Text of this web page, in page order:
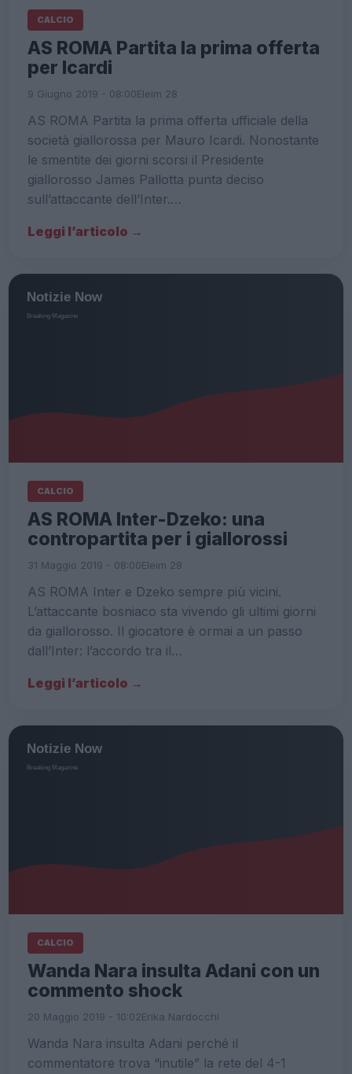
CALCIO
AS ROMA Partita la prima offerta
per Icardi
9 Giugno 2019 - 08:00Eleim 28
AS ROMA Partita la prima offerta ufficiale della
società giallorossa per Mauro Icardi. Nonostante
le smentite dei giorni scorsi il Presidente
giallorosso James Pallotta punta deciso
sull’attaccante dell’Inter.…
Leggi l’articolo →
CALCIO
AS ROMA Inter-Dzeko: una
contropartita per i giallorossi
31 Maggio 2019 - 08:00Eleim 28
AS ROMA Inter e Dzeko sempre più vicini.
L’attaccante bosniaco sta vivendo gli ultimi giorni
da giallorosso. Il giocatore è ormai a un passo
dall’Inter: l’accordo tra il…
Leggi l’articolo →
CALCIO
Wanda Nara insulta Adani con un
commento shock
20 Maggio 2019 - 10:02Erika Nardocchi
Wanda Nara insulta Adani perché il
commentatore trova “inutile” la rete del 4-1